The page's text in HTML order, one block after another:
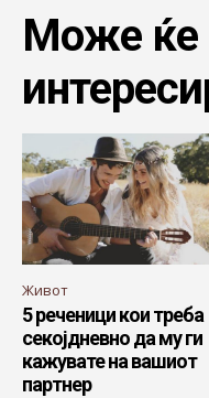
Може ќе
Живот
5 реченици кои треба
секојдневно да му ги
кажувате на вашиот
партнер